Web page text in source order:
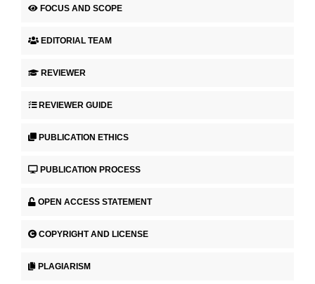
FOCUS AND SCOPE
EDITORIAL TEAM
REVIEWER
REVIEWER GUIDE
PUBLICATION ETHICS
PUBLICATION PROCESS
OPEN ACCESS STATEMENT
COPYRIGHT AND LICENSE
PLAGIARISM